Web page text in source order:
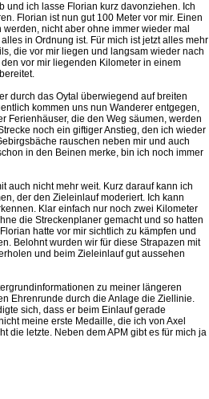
und ich lasse Florian kurz davonziehen. Ich
Florian ist nun gut 100 Meter vor mir. Einen
nicht aber ohne immer wieder mal
in Ordnung ist. Für mich ist jetzt alles mehr
die vor mir liegen und langsam wieder nach
vor mir liegenden Kilometer in einem
durch das Oytal überwiegend auf breiten
kommen uns nun Wanderer entgegen,
Ferienhäuser, die den Weg säumen, werden
noch ein giftiger Anstieg, den ich wieder
rauschen neben mir und auch
in den Beinen merke, bin ich noch immer
auch nicht mehr weit. Kurz darauf kann ich
der den Zieleinlauf moderiert. Ich kann
Klar einfach nur noch zwei Kilometer
die Streckenplaner gemacht und so hatten
hatte vor mir sichtlich zu kämpfen und
Belohnt wurden wir für diese Strapazen mit
und beim Zieleinlauf gut aussehen
zu meiner längeren
Ehrenrunde durch die Anlage die Ziellinie.
sich, dass er beim Einlauf gerade
meine erste Medaille, die ich von Axel
die letzte. Neben dem APM gibt es für mich ja